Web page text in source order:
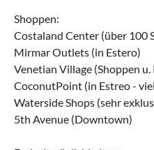
Shoppen:
Costaland Center (über 100
Mirmar Outlets (in Estero)
Venetian Village (Shoppen
CoconutPoint (in Estreo -
Waterside Shops (sehr
5th Avenue (Downtown)